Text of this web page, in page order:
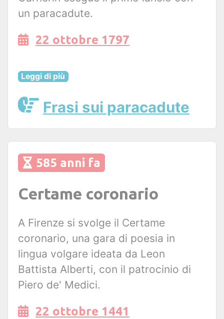
un paracadute.
22 ottobre 1797
Leggi di più
Frasi sui paracadute
585 anni fa
Certame coronario
A Firenze si svolge il Certame
coronario, una gara di poesia in
lingua volgare ideata da Leon
Battista Alberti, con il patrocinio di
Piero de' Medici.
22 ottobre 1441